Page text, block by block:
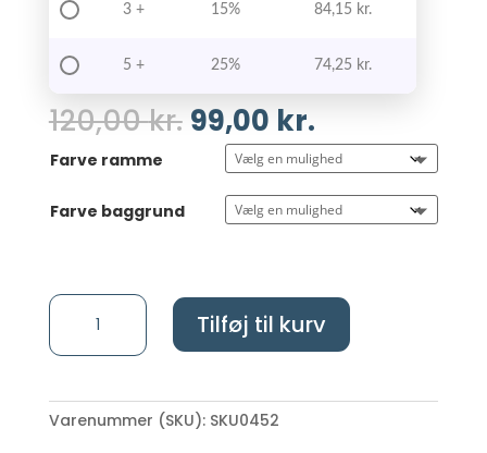
3 + 15% 84,15 kr.
5 + 25% 74,25 kr.
120,00kr. 99,00 kr.
Farve ramme
Farve baggrund
Hexo
medalje
holder
Tilføj til kurv
Varenummer (SKU): SKU0452